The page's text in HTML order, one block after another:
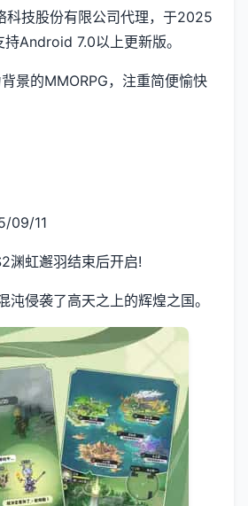
科技股份有限公司代理，于2025
Android 7.0以上更新版。
景的MMORPG，注重简便愉快
09/11
渊虹邂羽结束后开启!
沌侵袭了高天之上的辉煌之国。